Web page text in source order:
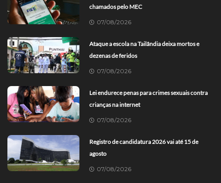
chamados pelo MEC
07/08/2026
Ataque a escola na Tailândia deixa mortos e
dezenas de feridos
07/08/2026
Lei endurece penas para crimes sexuais contra
crianças na internet
07/08/2026
Registro de candidatura 2026 vai até 15 de
agosto
07/08/2026